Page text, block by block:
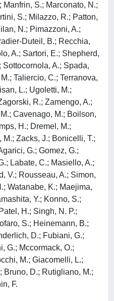
Manfrin, S.; Marconato, N.;
S.; Milazzo, R.; Patton,
N.; Pimazzoni, A.;
Duteil, B.; Recchia,
A.; Sartori, E.; Shepherd,
Sottocornola, A.; Spada,
Taliercio, C.; Terranova,
L.; Ugoletti, M.;
R.; Zamengo, A.;
Cavenago, M.; Boilson,
H.; Dremel, M.;
M.; Zacks, J.; Bonicelli, T.;
G.; Gomez, G.;
Labate, C.; Masiello, A.;
V.; Rousseau, A.; Simon,
Watanabe, K.; Maejima,
Y.; Konno, S.;
H.; Singh, N. P.;
S.; Heinemann, B.;
D.; Fubiani, G.;
G.; Mccormack, O.;
M.; Giacomelli, L.;
Bruno, D.; Rutigliano, M.;
F.